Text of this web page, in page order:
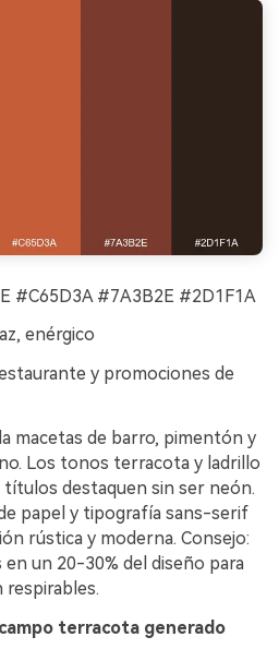
#C65D3A #7A3B2E #2D1F1A
enérgico
y promociones de
macetas de barro, pimentón y
Los tonos terracota y ladrillo
destaquen sin ser neón.
papel y tipografía sans-serif
rústica y moderna. Consejo:
un 20-30% del diseño para
respirables.
terracota generado
IA
100 %